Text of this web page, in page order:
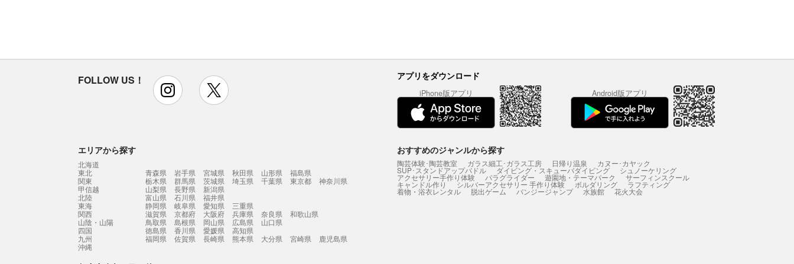
FOLLOW US！ instagram アプリをダウンロード
iPhone版アプリ Android版アプリ
エリアから探す
北海道
東北
青森県 岩手県 宮城県 秋田県 山形県
福島県
関東
栃木県 群馬県 茨城県 埼玉県 千葉県 東京都
神奈川県
甲信越
山梨県 長野県
新潟県
北陸
富山県 石川県
福井県
東海
静岡県 岐阜県 愛知県
三重県
関西
滋賀県 京都府 大阪府 兵庫県 奈良県
和歌山県
山陰・山陽
鳥取県 島根県 岡山県 広島県
山口県
四国
徳島県 香川県 愛媛県
高知県
九州
福岡県 佐賀県 長崎県 熊本県 大分県 宮崎県
鹿児島県
沖縄
おすすめのジャンルから探す
陶芸体験･陶芸教室 ガラス細工･ガラス工房 日帰り温泉 カヌー･カヤック
SUP･スタンドアップパドル ダイビング・スキューバダイビング シュノーケリング
アクセサリー手作り体験 パラグライダー 遊園地・テーマパーク サーフィンスクール
キャンドル作り シルバーアクセサリー 手作り体験 ボルダリング ラフティング
着物・浴衣レンタル 脱出ゲーム バンジージャンプ 水族館 花火大会